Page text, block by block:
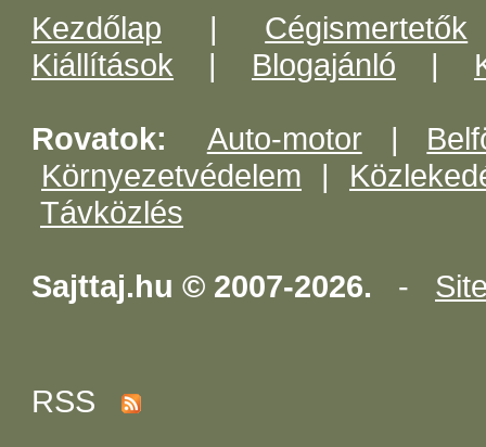
Kezdőlap | Cégismertetők
Kiállítások | Blogajánló |
Rovatok: Auto-motor|
Környezetvédelem |
Távközlés
Sajttaj.hu © 2007-2026. -
RSS